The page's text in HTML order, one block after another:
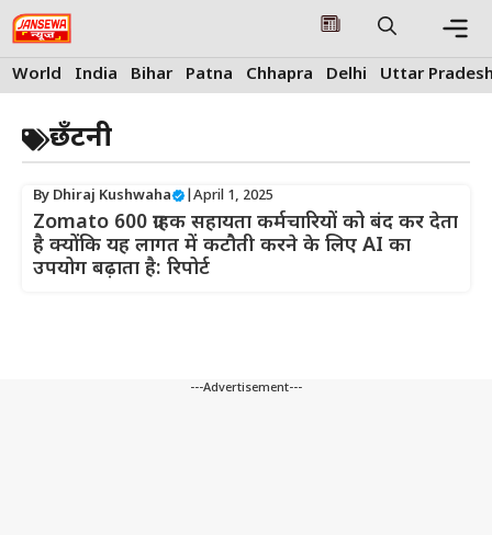
Skip
to
content
World India Bihar Patna Chhapra Delhi Uttar
छँटनी
By Dhiraj Kushwaha April 1, 2025
Zomato 600 ग्राहक सहायता कर्मचारियों को बंद कर देता
है क्योंकि यह लागत में कटौती करने के लिए AI का
उपयोग बढ़ाता है: रिपोर्ट
---Advertisement---